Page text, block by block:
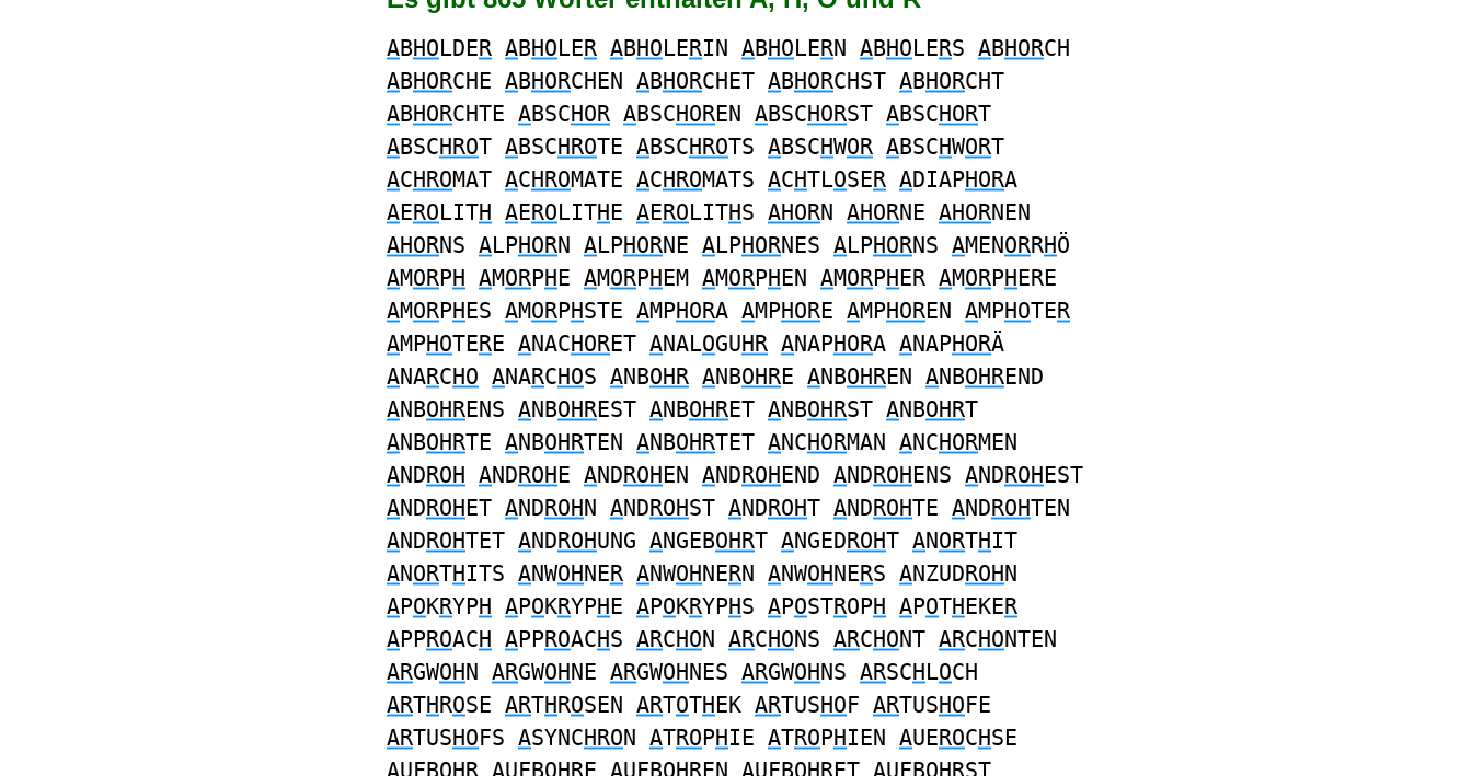
ABHOLDER ABHOLER ABHOLERIN ABHOLERN ABHOLERS ABHORCH
ABHORCHE ABHORCHEN ABHORCHET ABHORCHST ABHORCHT
ABHORCHTE ABSCHOR ABSCHOREN ABSCHORST ABSCHORT
ABSCHROT ABSCHROTE ABSCHROTS ABSCHWOR ABSCHWORT
ACHROMAT ACHROMATE ACHROMATS ACHTLOSER ADIAPHORA
AEROLITH AEROLITHE AEROLITHS AHORN AHORNE AHORNEN
AHORNS ALPHORN ALPHORNE ALPHORNES ALPHORNS AMENORRHÖ
AMORPH AMORPHE AMORPHEM AMORPHEN AMORPHER AMORPHERE
AMORPHES AMORPHSTE AMPHORA AMPHORE AMPHOREN AMPHOTER
AMPHOTERE ANACHORET ANALOGUHR ANAPHORA ANAPHORÄ
ANARCHO ANARCHOS ANBOHR ANBOHRE ANBOHREN ANBOHREND
ANBOHRENS ANBOHREST ANBOHRET ANBOHRST ANBOHRT
ANBOHRTE ANBOHRTEN ANBOHRTET ANCHORMAN ANCHORMEN
ANDROH ANDROHE ANDROHEN ANDROHEND ANDROHENS ANDROHEST
ANDROHET ANDROHN ANDROHST ANDROHT ANDROHTE ANDROHTEN
ANDROHTET ANDROHUNG ANGEBOHRT ANGEDROHT ANORTHIT
ANORTHITS ANWOHNER ANWOHNERN ANWOHNERS ANZUDROHN
APOKRYPH APOKRYPHE APOKRYPHS APOSTROPH APOTHEKER
APPROACH APPROACHS ARCHON ARCHONS ARCHONT ARCHONTEN
ARGWOHN ARGWOHNE ARGWOHNES ARGWOHNS ARSCHLOCH
ARTHROSE ARTHROSEN ARTOTHEK ARTUSHOF ARTUSHOFE
ARTUSHOFS ASYNCHRON ATROPHIE ATROPHIEN AUEROCHSE
AUFBOHR AUFBOHRE AUFBOHREN AUFBOHRET AUFBOHRST